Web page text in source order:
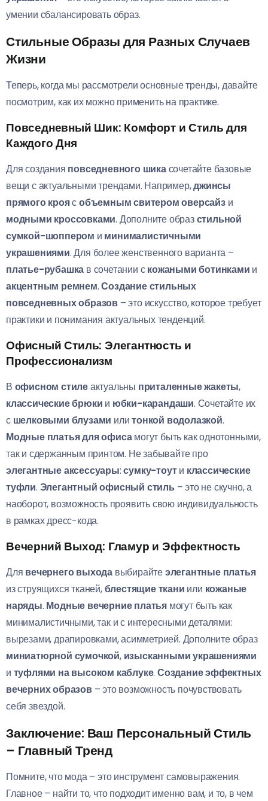
умении сбалансировать образ.
Стильные Образы для Разных Случаев
Жизни
Теперь, когда мы рассмотрели основные тренды, давайте
посмотрим, как их можно применить на практике.
Повседневный Шик: Комфорт и Стиль для
Каждого Дня
Для создания повседневного шикасочетайте базовые
вещи с актуальными трендами. Например,джинсы
прямого кроясобъемным свитером оверсайзи
модными кроссовками. Дополните образстильной
сумкой-шоппером и минималистичными
украшениями. Для более женственного варианта –
платье-рубашка в сочетании скожаными ботинками и
акцентным ремнем.Создание стильных
повседневных образов – это искусство, которое требует
практики и понимания актуальных тенденций.
Офисный Стиль: Элегантность и
Профессионализм
В офисном стилеактуальны приталенные жакеты,
классические брюки и юбки-карандаши. Сочетайте их
с шелковыми блузами илитонкой водолазкой.
Модные платья для офисамогут быть как однотонными,
так и сдержанным принтом. Не забывайте про
элегантные аксессуары:сумку-тоути классические
туфли. Элегантный офисный стиль – это не скучно, а
наоборот, возможность проявить свою индивидуальность
в рамках дресс-кода.
Вечерний Выход: Гламур и Эффектность
Для вечернего выхода выбирайтеэлегантные платья
из струящихся тканей,блестящие ткани или кожаные
наряды. Модные вечерние платья могут быть как
минималистичными, так и с интересными деталями:
вырезами, драпировками, асимметрией. Дополните образ
миниатюрной сумочкой, изысканными украшениями
и туфлями на высоком каблуке.Создание эффектных
вечерних образов– это возможность почувствовать
себя звездой.
Заключение: Ваш Персональный Стиль
– Главный Тренд
Помните, что мода – это инструмент самовыражения.
Главное – найти то, что подходит именно вам, и то, в чем